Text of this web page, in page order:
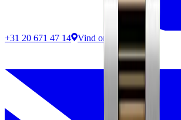
+31 20 671 47 14 Vind ons